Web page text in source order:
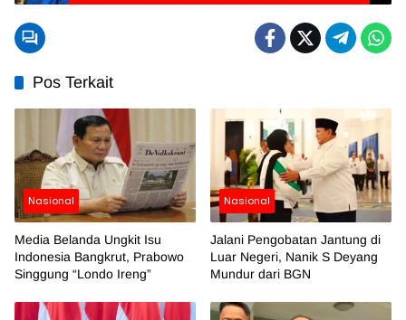
Pos Terkait
Nasional
Media Belanda Ungkit Isu
Indonesia Bangkrut, Prabowo
Singgung “Londo Ireng”
Nasional
Jalani Pengobatan Jantung di
Luar Negeri, Nanik S Deyang
Mundur dari BGN